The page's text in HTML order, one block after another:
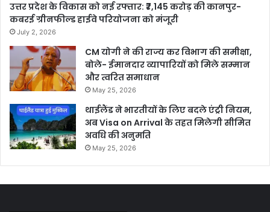
उत्तर प्रदेश के विकास को नई रफ्तार: ₹7,145 करोड़ की कानपुर-
कबरई ग्रीनफील्ड हाईवे परियोजना को मंजूरी
July 2, 2026
CM योगी ने की राज्य कर विभाग की समीक्षा,
बोले- ईमानदार व्यापारियों को मिले सम्मान
और त्वरित समाधान
May 25, 2026
थाईलैंड ने भारतीयों के लिए बदले एंट्री नियम,
अब Visa on Arrival के तहत मिलेगी सीमित
अवधि की अनुमति
May 25, 2026